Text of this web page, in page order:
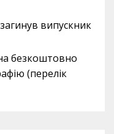
випускник
безкоштовно
(перелік